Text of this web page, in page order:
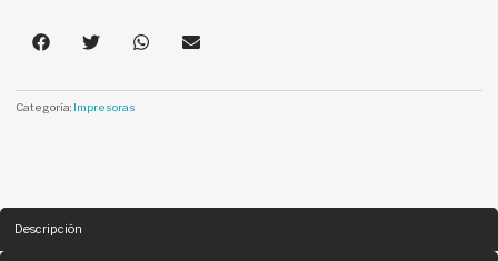
Categoría: Impresoras
Descripción